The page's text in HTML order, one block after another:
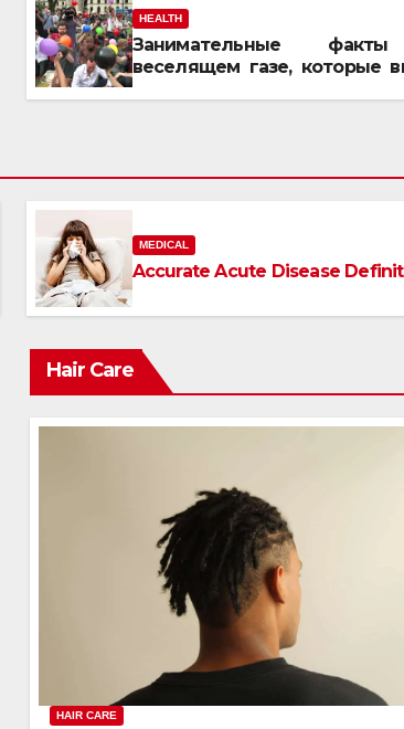
HEALTH
Занимательные
веселящем газе, которые
знали
MEDICAL
Accurate Acute Disease
Hair Care
HAIR CARE